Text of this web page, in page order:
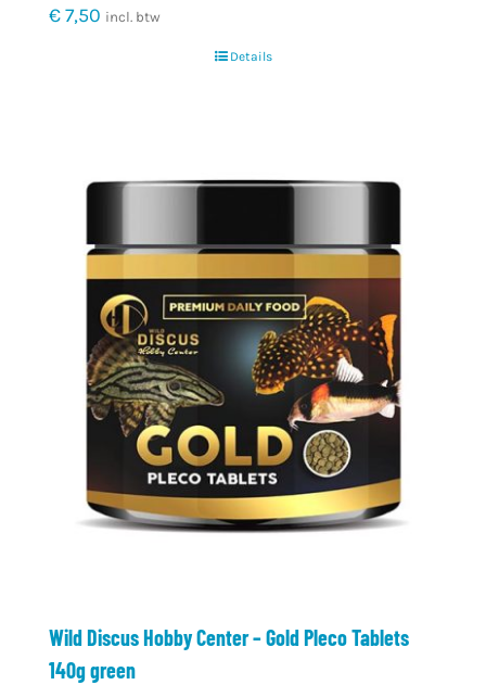
€7,50 incl. btw
Details
Wild Discus Hobby Center – Gold Pleco Tablets
140g green